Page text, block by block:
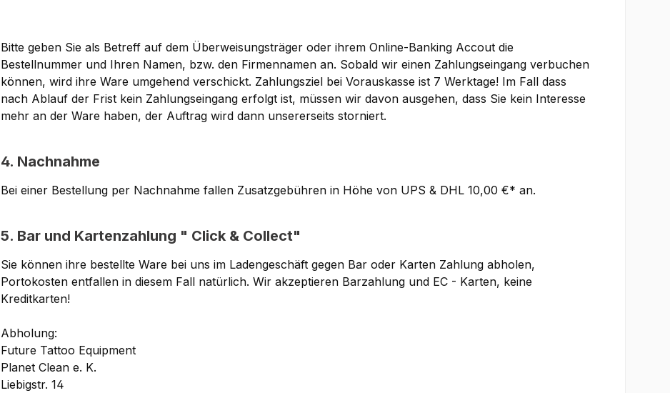
Bitte geben Sie als Betreff auf dem Überweisungsträger oder ihrem Online-Banking Accout die
Bestellnummer und Ihren Namen, bzw. den Firmennamen an. Sobald wir einen Zahlungseingang verbuchen
können, wird ihre Ware umgehend verschickt. Zahlungsziel bei Vorauskasse ist 7 Werktage! Im Fall dass
nach Ablauf der Frist kein Zahlungseingang erfolgt ist, müssen wir davon ausgehen, dass Sie kein Interesse
mehr an der Ware haben, der Auftrag wird dann unsererseits storniert.
4. Nachnahme
Bei einer Bestellung per Nachnahme fallen Zusatzgebühren in Höhe von UPS & DHL 10,00 €* an.
5. Bar und Kartenzahlung " Click & Collect"
Sie können ihre bestellte Ware bei uns im Ladengeschäft gegen Bar oder Karten Zahlung abholen,
Portokosten entfallen in diesem Fall natürlich. Wir akzeptieren Barzahlung und EC - Karten, keine
Kreditkarten!
Abholung:
Future Tattoo Equipment
Planet Clean e. K.
Liebigstr. 14